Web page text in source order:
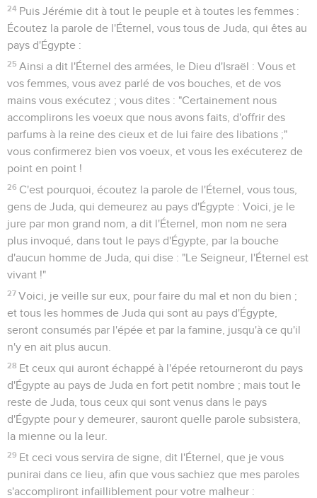
24 Puis Jérémie dit à tout le peuple et à toutes les femmes :
Écoutez la parole de l'Éternel, vous tous de Juda, qui êtes au
pays d'Égypte :
25 Ainsi a dit l'Éternel des armées, le Dieu d'Israël : Vous et
vos femmes, vous avez parlé de vos bouches, et de vos
mains vous exécutez ; vous dites : "Certainement nous
accomplirons les voeux que nous avons faits, d'offrir des
parfums à la reine des cieux et de lui faire des libations ;"
vous confirmerez bien vos voeux, et vous les exécuterez de
point en point !
26 C'est pourquoi, écoutez la parole de l'Éternel, vous tous,
gens de Juda, qui demeurez au pays d'Égypte : Voici, je le
jure par mon grand nom, a dit l'Éternel, mon nom ne sera
plus invoqué, dans tout le pays d'Égypte, par la bouche
d'aucun homme de Juda, qui dise : "Le Seigneur, l'Éternel est
vivant !"
27 Voici, je veille sur eux, pour faire du mal et non du bien ;
et tous les hommes de Juda qui sont au pays d'Égypte,
seront consumés par l'épée et par la famine, jusqu'à ce qu'il
n'y en ait plus aucun.
28 Et ceux qui auront échappé à l'épée retourneront du pays
d'Égypte au pays de Juda en fort petit nombre ; mais tout le
reste de Juda, tous ceux qui sont venus dans le pays
d'Égypte pour y demeurer, sauront quelle parole subsistera,
la mienne ou la leur.
29 Et ceci vous servira de signe, dit l'Éternel, que je vous
punirai dans ce lieu, afin que vous sachiez que mes paroles
s'accompliront infailliblement pour votre malheur :